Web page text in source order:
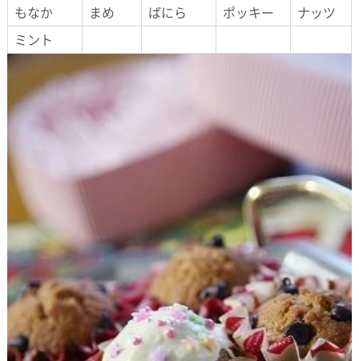
もなか
まめ ばにら ポッキー
ナッツ
ミント